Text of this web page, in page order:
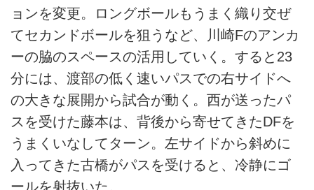
ョンを変更。ロングボールもうまく織り交ぜ
てセカンドボールを狙うなど、川崎Fのアンカ
ーの脇のスペースの活用していく。すると23
分には、渡部の低く速いパスでの右サイドへ
の大きな展開から試合が動く。西が送ったパ
スを受けた藤本は、背後から寄せてきたDFを
うまくいなしてターン。左サイドから斜めに
入ってきた古橋がパスを受けると、冷静にゴ
ールを射抜いた。